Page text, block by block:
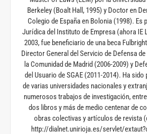
Berkeley (Boalt Hall, 1995) y Doctor en
Colegio de España en Bolonia (1998). Es
Jurídica del Instituto de Empresa (ahora IE
2003, fue beneficiario de una beca
Director General del Servicio de Defensa
la Comunidad de Madrid (2006-2009) y
del Usuario de SGAE (2011-2014). Ha
de varias universidades nacionales y
numerosos trabajos de investigación,
dos libros y más de medio centenar de
obras colectivas y artículos de revista
http://dialnet.unirioja.es/servlet/